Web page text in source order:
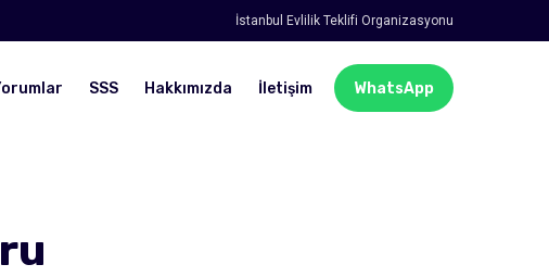
İstanbul Evlilik Teklifi Organizasyonu
SSS Hakkımızda İletişim WhatsApp